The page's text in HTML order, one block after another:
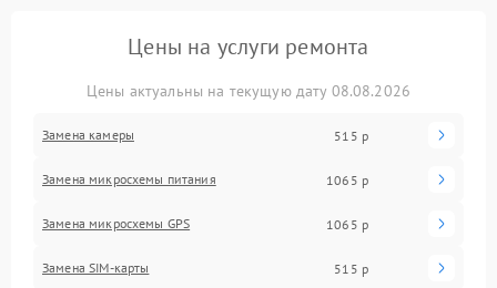
Цены на услуги ремонта
Цены актуальны на текущую дату 08.08.2026
Замена камеры 515 р
Замена микросхемы питания 1065 р
Замена микросхемы GPS 1065 р
Замена SIM-карты 515 р